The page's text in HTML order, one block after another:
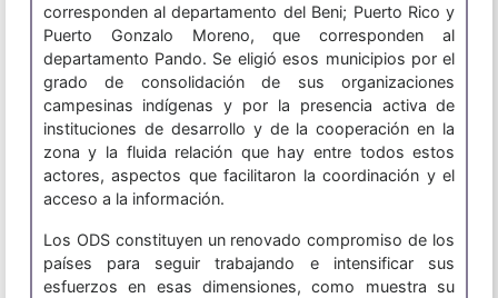
corresponden al departamento del Beni; Puerto Rico y
Puerto Gonzalo Moreno, que corresponden al
departamento Pando. Se eligió esos municipios por el
grado de consolidación de sus organizaciones
campesinas indígenas y por la presencia activa de
instituciones de desarrollo y de la cooperación en la
zona y la fluida relación que hay entre todos estos
actores, aspectos que facilitaron la coordinación y el
acceso a la información.
Los ODS constituyen un renovado compromiso de los
países para seguir trabajando e intensificar sus
esfuerzos en esas dimensiones, como muestra su